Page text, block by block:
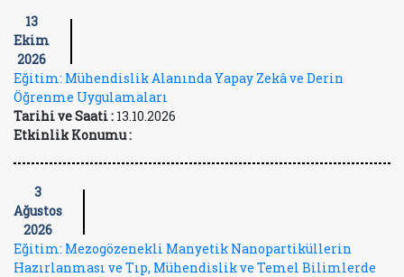
13
Ekim
2026
Eğitim: Mühendislik Alanında Yapay Zekâ ve Derin
Öğrenme Uygulamaları
Tarihi ve Saati : 13.10.2026
Etkinlik Konumu :
3
Ağustos
2026
Eğitim: Mezogözenekli Manyetik Nanopartiküllerin
Hazırlanması ve Tıp, Mühendislik ve Temel Bilimlerde